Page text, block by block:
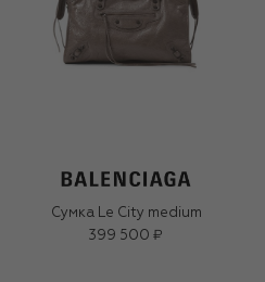
Сумка Le City medium
399 500 ₽